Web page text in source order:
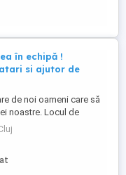
în echipă !
si ajutor de
de noi oameni care să
noastre. Locul de
BUCATAR si AJUTOR
beneficiile de care vei
la noi? -salariu de
profesionale -tichete de